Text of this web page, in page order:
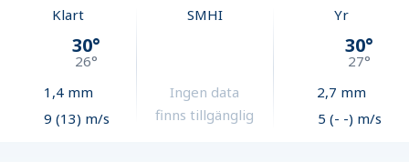
Klart
30°
26°
1,4mm
9 (13) m/s
SMHI
Ingen data
finns tillgänglig
Yr
30°
27°
2,7 mm
5 (- -) m/s